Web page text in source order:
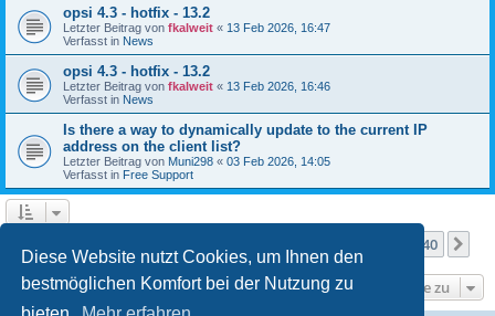
Diese Website nutzt Cookies, um Ihnen den
bestmöglichen Komfort bei der Nutzung zu
opsi 4.3 - hotfix - 13.2
Letzter Beitrag von fkalweit « 13 Feb 2026, 16:47
Verfasst in News
opsi 4.3 - hotfix - 13.2
Letzter Beitrag von fkalweit « 13 Feb 2026, 16:46
Verfasst in News
Is there a way to dynamically update to the current IP
address on the client list?
Letzter Beitrag von Muni298 « 03 Feb 2026, 14:05
Verfasst in Free Support
40
Gehe zu